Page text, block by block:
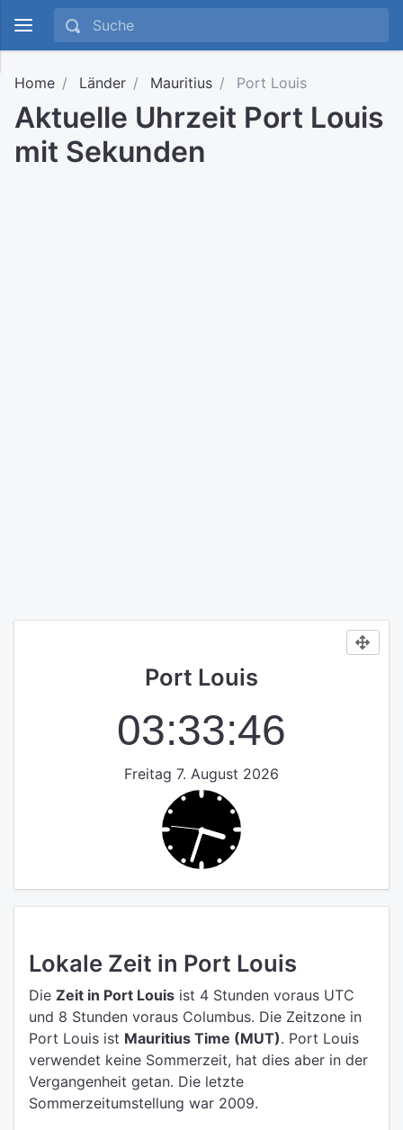
Home Länder Mauritius Port Louis
Aktuelle Uhrzeit Port Louis
mit Sekunden
Port Louis
03:33:46
Freitag 7. August 2026
Lokale Zeit in Port Louis
Die Zeit in Port Louis ist 4 Stunden voraus UTC
und 8 Stunden voraus Columbus. Die Zeitzone in
Port Louis ist Mauritius Time (MUT). Port Louis
verwendet keine Sommerzeit, hat dies aber in der
Vergangenheit getan. Die letzte
Sommerzeitumstellung war 2009.